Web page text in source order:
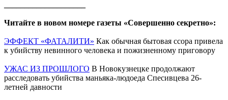
Читайте в новом номере газеты «Совершенно секретно»:
ЭФФЕКТ «ФАТАЛИТИ» Как обычная бытовая ссора привела
к убийству невинного человека и пожизненному приговору
УЖАС ИЗ ПРОШЛОГО В Новокузнецке продолжают
расследовать убийства маньяка-людоеда Спесивцева 26-
летней давности